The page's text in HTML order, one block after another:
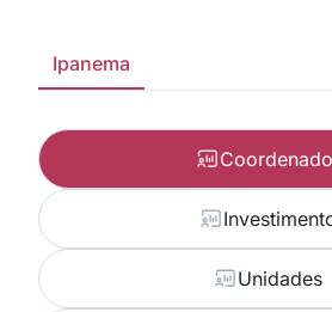
Ipanema
Unidades